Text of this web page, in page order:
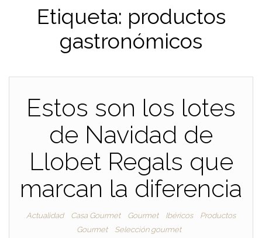
Etiqueta: productos
gastronómicos
Estos son los lotes
de Navidad de
Llobet Regals que
marcan la diferencia
Actualidad Casa Gourmet Gourmet Ibéricos
Productos
Gourmet
Selección gourmet